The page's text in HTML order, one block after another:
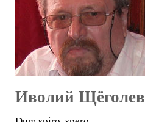
Иволий Щёголев